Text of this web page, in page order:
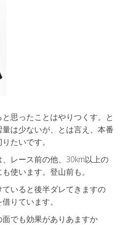
思ったことはやりつくす。と
は少ないが、とは言え、本番
たいです。
レース前の他、30km以上の
使います。登山前も。
いると後半ダレてきますの
りています。
面でも効果がありあますか